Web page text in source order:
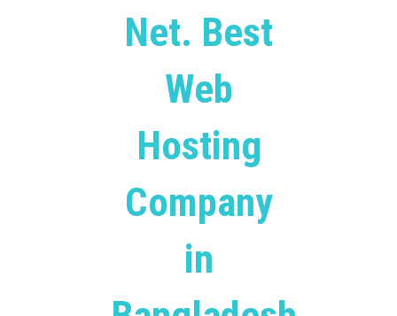
Net. Best
Web
Hosting
Company
in